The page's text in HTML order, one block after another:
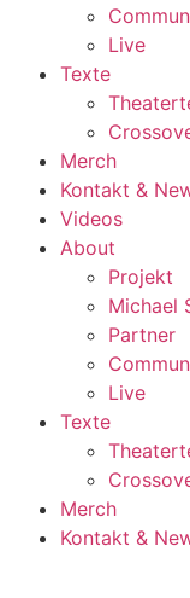
Live
Texte
Merch
Kontakt &
Videos
About
Projekt
Michael
Partner
Live
Texte
Merch
Kontakt &